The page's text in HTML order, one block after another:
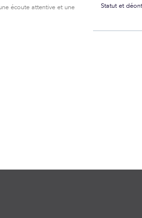
Statut et
écoute attentive et une